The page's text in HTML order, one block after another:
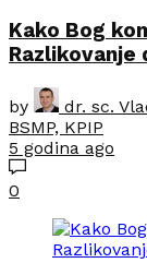
Kako Bog
Razlikovanje
by
dr. sc.
BSMP, KPIP
5 godina ago
0